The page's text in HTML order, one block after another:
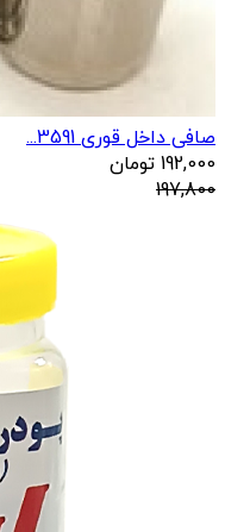
صافی داخل قوری 3591...
192,000 تومان
197,800